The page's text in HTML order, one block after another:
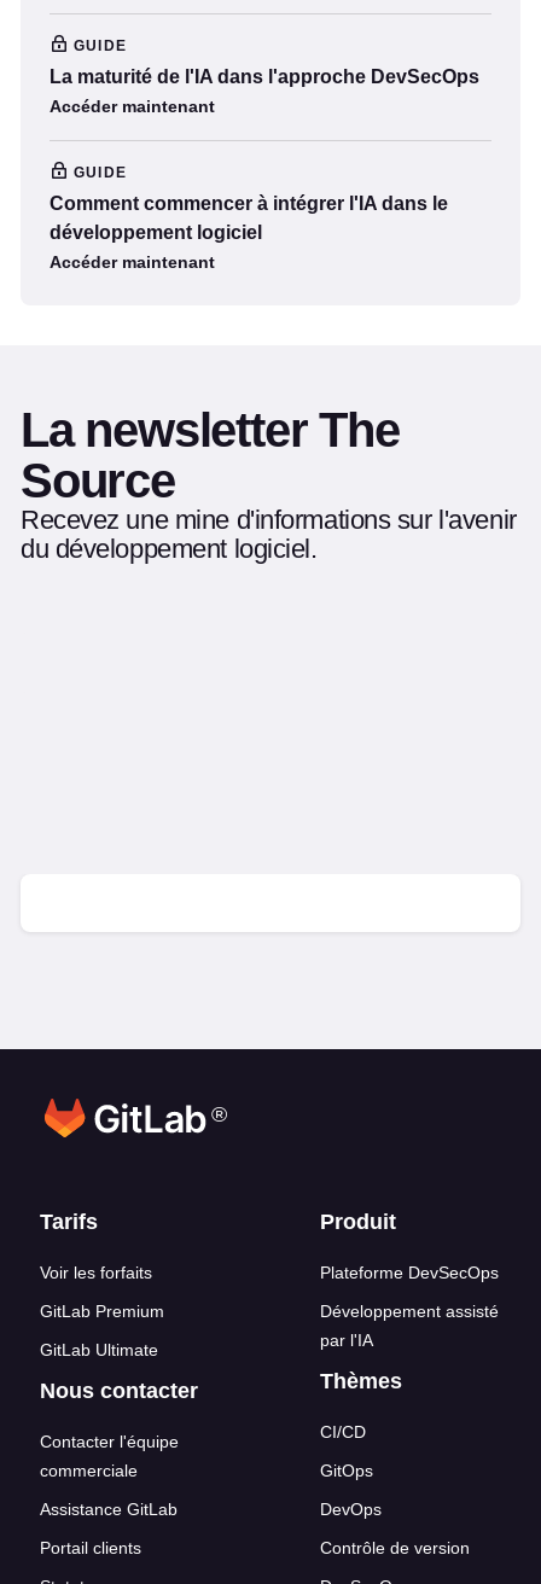
GUIDE
La maturité de l'IA dans l'approche DevSecOps
Accéder maintenant
GUIDE
Comment commencer à intégrer l'IA dans le
développement logiciel
Accéder maintenant
La newsletter The
Source
Recevez une mine d'informations sur l'avenir
du développement logiciel.
®
Liens en bas de page
Tarifs
Voir les forfaits
GitLab Premium
GitLab Ultimate
Nous contacter
Contacter l'équipe
commerciale
Assistance GitLab
Portail clients
Produit
Plateforme DevSecOps
Développement assisté
par l'IA
Thèmes
CI/CD
GitOps
DevOps
Contrôle de version